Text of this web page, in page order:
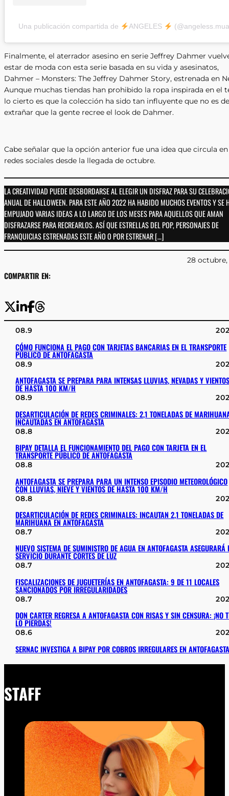
Una publicación compartida de ANGELES
Finalmente, el aterrador asesino en serie Jeffrey Dahmer
estar de moda con esta serie basada en su vida y asesinatos,
Dahmer – Monsters: The Jeffrey Dahmer Story, estrenada en
Aunque muchas tiendas han prohibido la ropa inspirada en el
lo cierto es que la colección ha sido tan influyente que no es de
extrañar que la gente recree el look de Dahmer.
Cabe señalar que la opción anterior fue una idea que circula
redes sociales desde la llegada de octubre.
LA CREATIVIDAD PUEDE DESBORDARSE AL ELEGIR UN DISFRAZ PARA SU
ANUAL DE HALLOWEEN. PARA ESTE AÑO 2022 HA HABIDO MUCHOS EVENTOS Y SE
EMPUJADO VARIAS IDEAS A LO LARGO DE LOS MESES PARA AQUELLOS QUE AMAN
DISFRAZARSE PARA RECREARLOS. ASÍ QUE ESTRELLAS DEL POP, PERSONAJES DE
FRANQUICIAS ESTRENADAS ESTE AÑO O POR ESTRENAR […]
COMPARTIR EN:
28 octubre,
08.9
CÓMO FUNCIONA EL PAGO CON TARJETAS BANCARIAS EN EL TRANSPORTE
PÚBLICO DE ANTOFAGASTA
08.9
ANTOFAGASTA SE PREPARA PARA INTENSAS LLUVIAS, NEVADAS Y
DE HASTA 100 KM/H
08.9
DESARTICULACIÓN DE REDES CRIMINALES: 2,1 TONELADAS DE
INCAUTADAS EN ANTOFAGASTA
08.8
BIPAY DETALLA EL FUNCIONAMIENTO DEL PAGO CON TARJETA EN EL
TRANSPORTE PÚBLICO DE ANTOFAGASTA
08.8
ANTOFAGASTA SE PREPARA PARA UN INTENSO EPISODIO METEOROLÓGICO
CON LLUVIAS, NIEVE Y VIENTOS DE HASTA 100 KM/H
08.8
DESARTICULACIÓN DE REDES CRIMINALES: INCAUTAN 2,1 TONELADAS DE
MARIHUANA EN ANTOFAGASTA
08.7
NUEVO SISTEMA DE SUMINISTRO DE AGUA EN ANTOFAGASTA ASEGURARÁ
SERVICIO DURANTE CORTES DE LUZ
08.7
FISCALIZACIONES DE JUGUETERÍAS EN ANTOFAGASTA: 9 DE 11 LOCALES
SANCIONADOS POR IRREGULARIDADES
08.7
DON CARTER REGRESA A ANTOFAGASTA CON RISAS Y SIN CENSURA: ¡NO
LO PIERDAS!
08.6
SERNAC INVESTIGA A BIPAY POR COBROS IRREGULARES EN
STAFF